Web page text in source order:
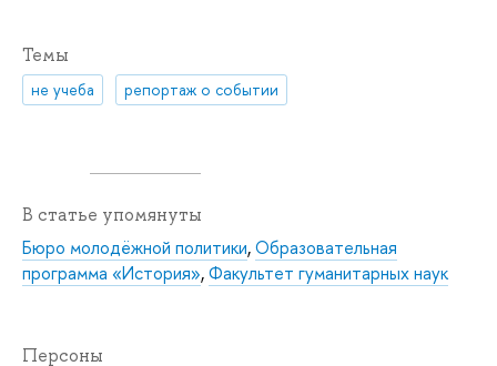
Темы
не учеба репортаж о событии
В статье упомянуты
Бюро молодёжной политики,Образовательная
программа «История»,Факультет гуманитарных наук
Персоны